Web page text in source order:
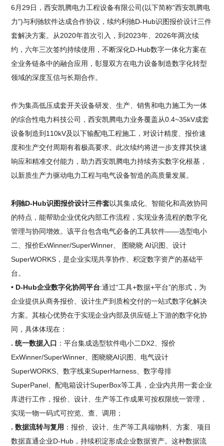
6月29日，西安凯腾电力工程设备有限公司(以下简称"西安凯腾电
力")与利驰软件达成合作协议，续约利驰D-Hub识图报价设计三件
套解决方案。从2020年首次引入，到2023年、2026年两次续
约，六年三次签约持续使用，不断深化D-Hub数字一体化方案在
全业务链条中的融合应用，彰显双方在电力设备制造数字化转型
领域的深度互信与长期合作。
作为集高低压成套开关设备研发、生产、销售和电力施工为一体
的综合性电力科技公司，西安凯腾电力业务覆盖从0.4~35kV成套
设备制造到110kV及以下输配电工程施工，对设计精度、报价速
度和生产交付周期有着极高要求。此次续约将进一步支撑其快速
响应和精准交付能力，助力西安凯腾电力持续夯实数字化根基，
以新质生产力驱动电力工程与电气设备智造的高质量发展。
利驰D-Hub识图报价设计三件套以其集成化、智能化和高效协同
的特点，能帮助企业优化内部工作流程，实现业务流程的数字化
管理与协同增效。该平台包含电气必备的工具软件——选型电小
二、报价ExWinner/SuperWinner、 图晓晓 AI识图、设计
SuperWORKS，是企业实现共享协作、积淀数字资产的基础平
台。
• D-Hub企业数字化协同平台:通过“工具+数据+平台”的形式，为
企业提供从商务报价、设计生产到质检交付的一站式数字化解决
方案。其核心优势在于实现企业内部及供应链上下游的数字化协
同，具体体现在：
. 统一数据入口 ：平台集成选型软件电小二DX2、报价
ExWinner/SuperWinner、图晓晓AI识图、电气设计
SuperWORKS、数字线束SuperHarness、数字母排
SuperPanel、配电箱设计SuperBox等工具，企业内共用一套企业
库进行工作，报价、设计、生产等工作成果可按权限统一管理，
实现一物一码式可控览、查、调用；
. 数据流转与复用 ：报价、设计、生产等工具端物料、方案、项目
数据直通企业D-Hub，持续积淀形成企业数据资产。这种数据流